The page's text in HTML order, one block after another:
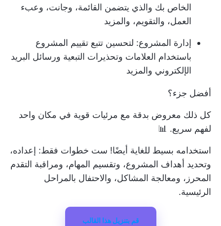
الخاص بك والذي يتضمن القائمة، وجانت، وعبء
العمل، والتقويم، والمزيد
إدارة المشروع: لتحسين تتبع تقييم المشروع
باستخدام العلامات وتحذيرات التبعية ورسائل البريد
الإلكتروني والمزيد
أفضل جزء؟
كل ذلك معروض بدقة مع مرئيات قوية في مكان واحد
لفهم سريع. 📊
استخدامه بسيط للغاية أيضًا! ست خطوات فقط: إعداده،
وتحديد أهداف المشروع، وتقسيم المهام، ومراقبة التقدم
المحرز، ومعالجة المشاكل، والاحتفال بالمراحل
الرئيسية.
قم بتنزيل هذا القالب